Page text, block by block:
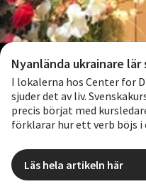
Nyanlända ukrainare
I lokalerna hos Center for
sjuder det av liv.
precis börjat med
förklarar hur ett verb böjs
Läs hela artikeln här